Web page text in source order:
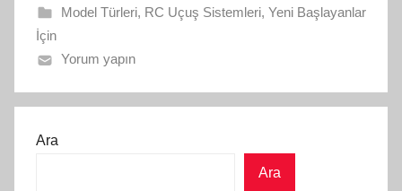
Model Türleri, RC Uçuş Sistemleri, Yeni Başlayanlar
İçin
Yorum yapın
Ara
Ara